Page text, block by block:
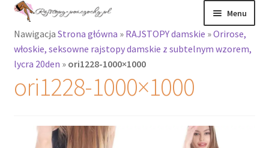
Przejdź
nawigacji
Przejdź
treści
Menu
Rajstopy
Rozwiń
menu
potomne
Nawigacja Strona główna » RAJSTOPY damskie »Orirose,
włoskie, seksowne rajstopy damskie z subtelnym wzorem,
lycra 20den » ori1228-1000×1000
ori1228-1000×1000